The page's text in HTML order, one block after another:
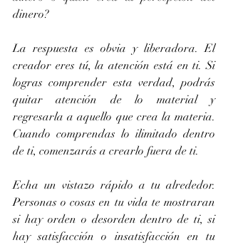
dinero?
La respuesta es obvia y liberadora. El
creador eres tú, la atención está en ti. Si
logras comprender esta verdad, podrás
quitar atención de lo material y
regresarla a aquello que crea la materia.
Cuando comprendas lo ilimitado dentro
de ti, comenzarás a crearlo fuera de ti.
Echa un vistazo rápido a tu alrededor.
Personas o cosas en tu vida te mostraran
si hay orden o desorden dentro de ti, si
hay satisfacción o insatisfacción en tu